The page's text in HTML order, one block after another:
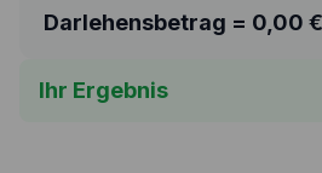
Darlehensbetrag = 0,00 €
Ihr Ergebnis